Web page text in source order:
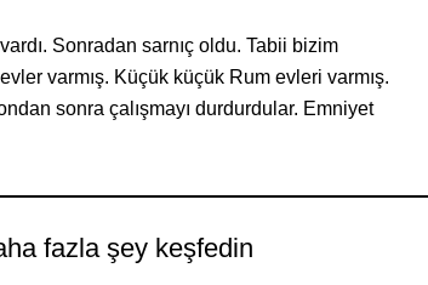
Sonradan sarnıç oldu. Tabii bizim
varmış. Küçük küçük Rum evleri varmış.
sonra çalışmayı durdurdular. Emniyet
fazla şey keşfedin